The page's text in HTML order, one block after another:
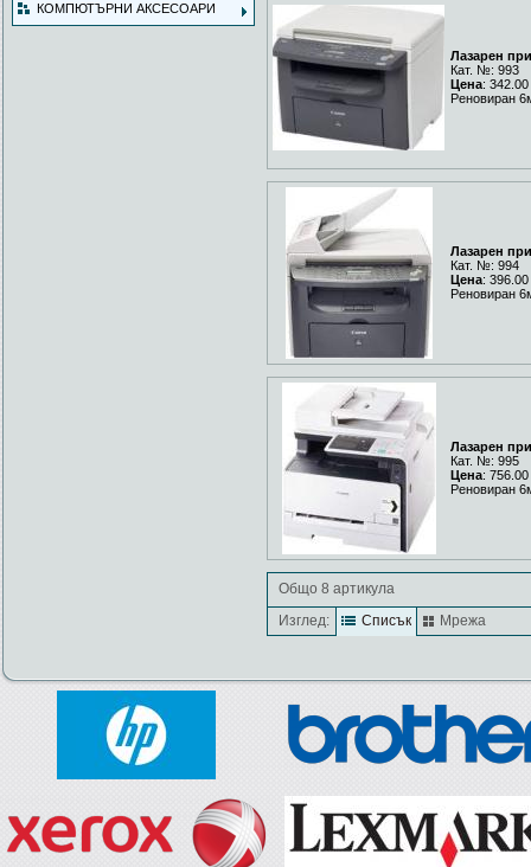
КОМПЮТЪРНИ АКСЕСОАРИ
Лазарен
Кат. №: 993
Цена:
Реновиран
Лазарен
Кат. №: 994
Цена:
Реновиран
Лазарен
Кат. №: 995
Цена:
Реновиран
Общо 8 артикула
Изглед:
Списък Мрежа